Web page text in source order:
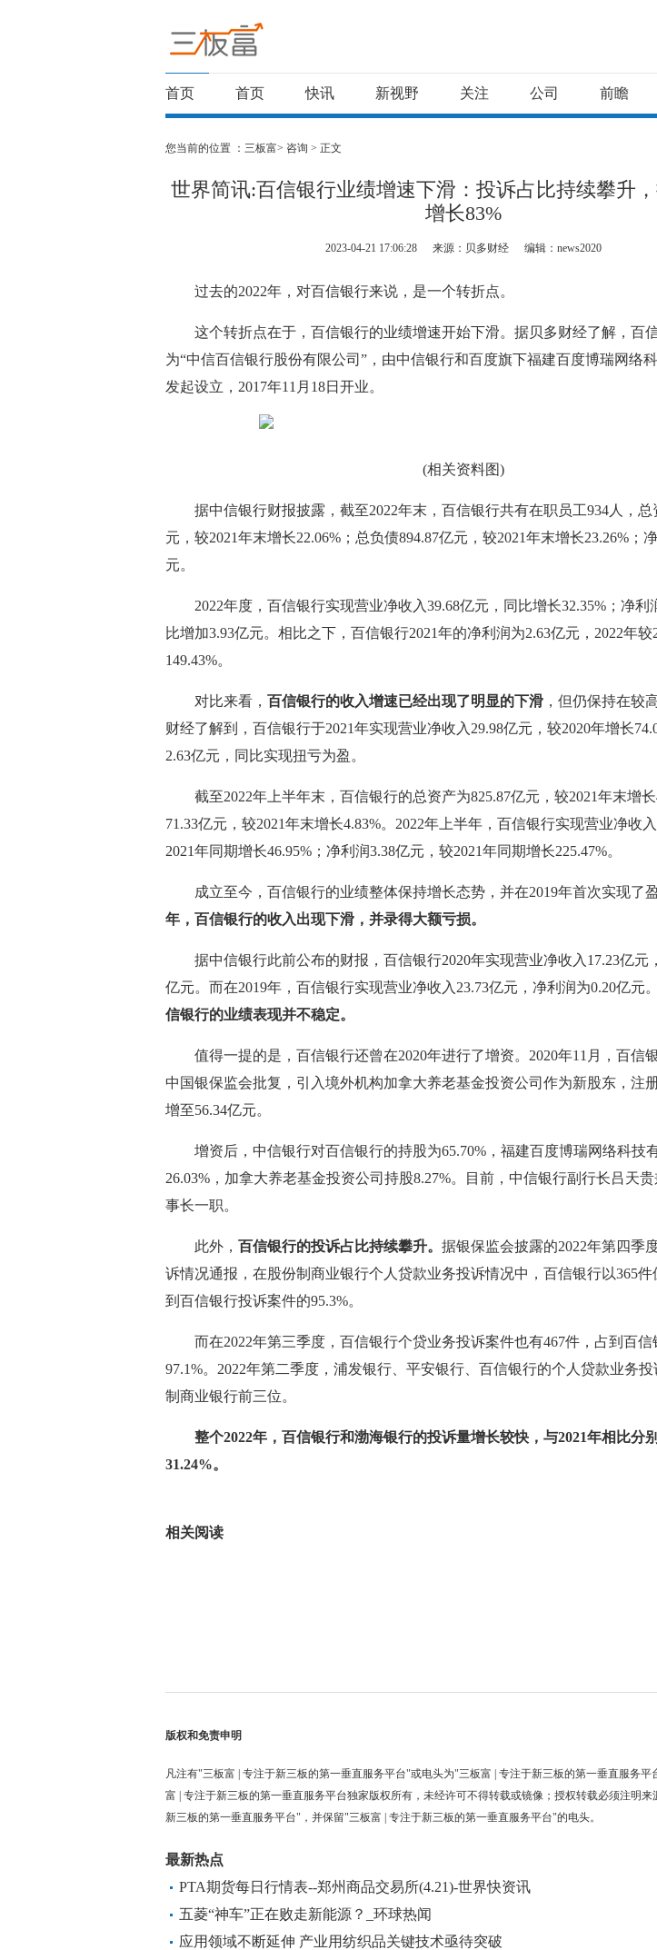
首页 首页 快讯 新视野 关注 公司 前瞻
您当前的位置 ： 三板富> 咨询 > 正文
世界简讯:百信银行业绩增速下滑：投诉占比持续攀升
增长83%
2023-04-21 17:06:28 来源：贝多财经 编辑：news2020
过去的2022年，对百信银行来说，是一个转折点。
这个转折点在于，百信银行的业绩增速开始下滑。据贝多财经了解，百
为“中信百信银行股份有限公司”，由中信银行和百度旗下福建百度博瑞网络
发起设立，2017年11月18日开业。
(相关资料图)
据中信银行财报披露，截至2022年末，百信银行共有在职员工934人，总
元，较2021年末增长22.06%；总负债894.87亿元，较2021年末增长23.26%；
元。
2022年度，百信银行实现营业净收入39.68亿元，同比增长32.35%；净利
比增加3.93亿元。相比之下，百信银行2021年的净利润为2.63亿元，2022年较
149.43%。
对比来看， 百信银行的收入增速已经出现了明显的下滑 ，但仍保持在较
财经了解到，百信银行于2021年实现营业净收入29.98亿元，较2020年增长
2.63亿元，同比实现扭亏为盈。
截至2022年上半年末，百信银行的总资产为825.87亿元，较2021年末增
71.33亿元，较2021年末增长4.83%。2022年上半年，百信银行实现营业净收
2021年同期增长46.95%；净利润3.38亿元，较2021年同期增长225.47%。
成立至今，百信银行的业绩整体保持增长态势，并在2019年首次实现了盈
年，百信银行的收入出现下滑，并录得大额亏损。
据中信银行此前公布的财报，百信银行2020年实现营业净收入17.23亿元
亿元。而在2019年，百信银行实现营业净收入23.73亿元，净利润为0.20亿元。
信银行的业绩表现并不稳定。
值得一提的是，百信银行还曾在2020年进行了增资。2020年11月，百信
中国银保监会批复，引入境外机构加拿大养老基金投资公司作为新股东，注
增至56.34亿元。
增资后，中信银行对百信银行的持股为65.70%，福建百度博瑞网络科技
26.03%，加拿大养老基金投资公司持股8.27%。目前，中信银行副行长吕天
事长一职。
此外， 百信银行的投诉占比持续攀升。 据银保监会披露的2022年第四季
诉情况通报，在股份制商业银行个人贷款业务投诉情况中，百信银行以365件
到百信银行投诉案件的95.3%。
而在2022年第三季度，百信银行个贷业务投诉案件也有467件，占到百
97.1%。2022年第二季度，浦发银行、平安银行、百信银行的个人贷款业务
制商业银行前三位。
整个2022年，百信银行和渤海银行的投诉量增长较快，与2021年相比分
31.24%。
相关阅读
版权和免责申明
凡注有"三板富 | 专注于新三板的第一垂直服务平台"或电头为"三板富 | 专注于新三板的第一垂直服务平
富 | 专注于新三板的第一垂直服务平台独家版权所有，未经许可不得转载或镜像；授权转载必须注明来
新三板的第一垂直服务平台"，并保留"三板富 | 专注于新三板的第一垂直服务平台"的电头。
最新热点
PTA期货每日行情表--郑州商品交易所(4.21)-世界快资讯
五菱“神车”正在败走新能源？_环球热闻
应用领域不断延伸 产业用纺织品关键技术亟待突破